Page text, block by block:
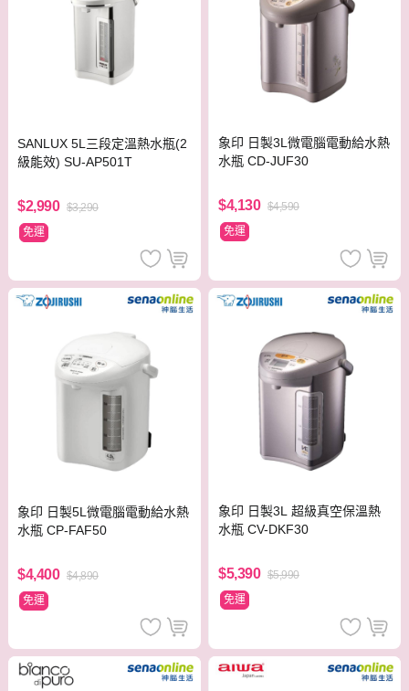
SANLUX 5L三段定溫熱水瓶(2
級能效) SU-AP501T
$2,990 $3,290
免運
象印 日製3L微電腦電動給水熱
水瓶 CD-JUF30
$4,130 $4,590
免運
象印 日製5L微電腦電動給水熱
水瓶 CP-FAF50
$4,400 $4,890
免運
象印 日製3L 超級真空保溫熱
水瓶 CV-DKF30
$5,390 $5,990
免運